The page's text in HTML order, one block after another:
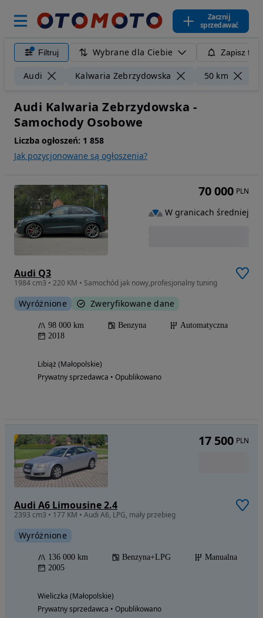
Zacznij
sprzedawać
Filtruj Wybrane dla Ciebie Zapisz
Audi Kalwaria Zebrzydowska 50 km
Audi Kalwaria Zebrzydowska -
Samochody Osobowe
Liczba ogłoszeń: 1 858
Jak pozycjonowane są ogłoszenia?
Audi Q3
1984 cm3 • 220 KM • Samochód jak nowy,profesjonalny tuning
Wyróżnione Zweryfikowane dane
98 000 km Benzyna
Automatyczna
2018
Libiąż (Małopolskie)
Prywatny sprzedawca • Opublikowano
70 000 PLN
W granicach średniej
Audi A6 Limousine 2.4
2393 cm3 • 177 KM • Audi A6, LPG, mały przebieg
Wyróżnione
136 000 km Benzyna+LPG
Manualna
2005
Wieliczka (Małopolskie)
Prywatny sprzedawca • Opublikowano
17 500 PLN